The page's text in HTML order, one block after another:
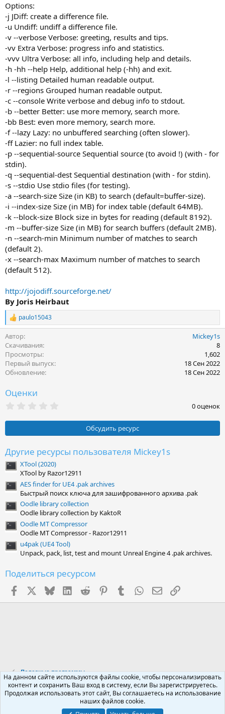
Options:
-j JDiff: create a difference file.
-u Undiff: undiff a difference file.
-v --verbose Verbose: greeting, results and tips.
-vv Extra Verbose: progress info and statistics.
-vvv Ultra Verbose: all info, including help and details.
-h -hh --help Help, additional help (-hh) and exit.
-l --listing Detailed human readable output.
-r --regions Grouped human readable output.
-c --console Write verbose and debug info to stdout.
-b --better Better: use more memory, search more.
-bb Best: even more memory, search more.
-f --lazy Lazy: no unbuffered searching (often slower).
-ff Lazier: no full index table.
-p --sequential-source Sequential source (to avoid !) (with - for
stdin).
-q --sequential-dest Sequential destination (with - for stdin).
-s --stdio Use stdio files (for testing).
-a --search-size Size (in KB) to search (default=buffer-size).
-i --index-size Size (in MB) for index table (default 64MB).
-k --block-size Block size in bytes for reading (default 8192).
-m --buffer-size Size (in MB) for search buffers (default 2MB).
-n --search-min Minimum number of matches to search
(default 2).
-x --search-max Maximum number of matches to search
(default 512).
http://jojodiff.sourceforge.net/
By Joris Heirbaut
Р
е
а
к
ц
и
и
:
paulo15043
Автор
Mickey1s
Скачивания
8
Просмотры
1,602
Первый выпуск
18 Сен 2022
Обновление
18 Сен 2022
Оценки
0
з
ё
з
0 оценок
Обсудить ресурс
Другие ресурсы пользователя Mickey1s
XTool (2020)
XTool by Razor12911
AES finder for UE4 .pak archives
Быстрый поиск ключа для зашифрованного архива .pak
Oodle library collection
Oodle library collection by KaktoR
Oodle MT Compressor
Oodle MT Compressor - Razor12911
u4pak (UE4 Tool)
Unpack, pack, list, test and mount Unreal Engine 4 .pak archives.
Поделиться ресурсом
FacebookX (Twitter)
BlueskyLinkedInReddit PinterestTumblr WhatsApp
Электронная
Ссылка
Полезные программы
Russian (RU)
Условия и правила
На данном сайте используются файлы cookie, чтобы персонализировать
контент и сохранить Ваш вход в систему, если Вы зарегистрируетесь.
Продолжая использовать этот сайт, Вы соглашаетесь на использование
наших файлов cookie.